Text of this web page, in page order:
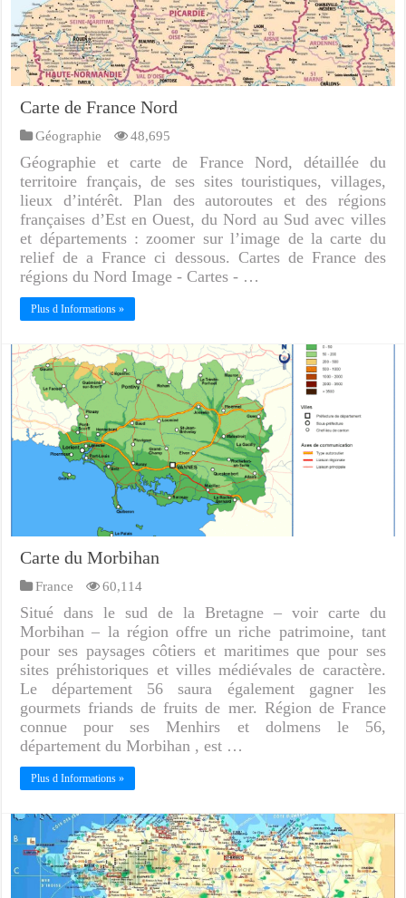
Carte de France Nord
Géographie 48,695
Géographie et carte de France Nord, détaillée du
territoire français, de ses sites touristiques, villages,
lieux d’intérêt. Plan des autoroutes et des régions
françaises d’Est en Ouest, du Nord au Sud avec villes
et départements : zoomer sur l’image de la carte du
relief de a France ci dessous. Cartes de France des
régions du Nord Image - Cartes - …
Plus d Informations »
Carte du Morbihan
France 60,114
Situé dans le sud de la Bretagne – voir carte du
Morbihan – la région offre un riche patrimoine, tant
pour ses paysages côtiers et maritimes que pour ses
sites préhistoriques et villes médiévales de caractère.
Le département 56 saura également gagner les
gourmets friands de fruits de mer. Région de France
connue pour ses Menhirs et dolmens le 56,
département du Morbihan , est …
Plus d Informations »